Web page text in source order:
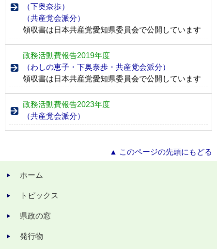
（下奥奈歩）
（共産党会派分）
領収書は日本共産党愛知県委員会で公開しています
政務活動費報告2019年度
（わしの恵子・下奥奈歩・共産党会派分）
領収書は日本共産党愛知県委員会で公開しています
政務活動費報告2023年度
（共産党会派分）
▲ このページの先頭にもどる
ホーム
トピックス
県政の窓
発行物